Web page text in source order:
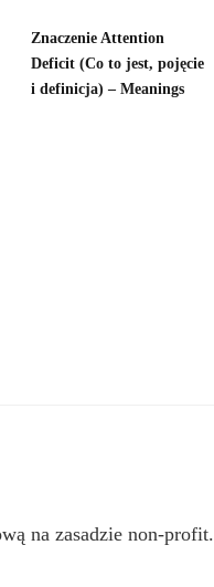
Znaczenie Attention
Deficit (Co to jest, pojęcie
i definicja) – Meanings
na zasadzie non-profit.